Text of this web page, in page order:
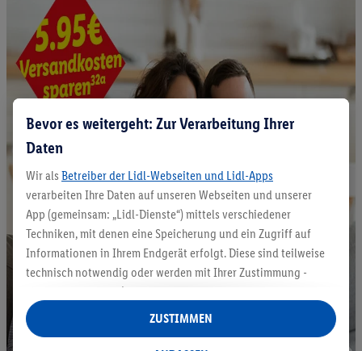
Bevor es weitergeht: Zur Verarbeitung Ihrer
Daten
Wir als Betreiber der Lidl-Webseiten und Lidl-Apps
verarbeiten Ihre Daten auf unseren Webseiten und unserer
App (gemeinsam: „Lidl-Dienste“) mittels verschiedener
Techniken, mit denen eine Speicherung und ein Zugriff auf
Informationen in Ihrem Endgerät erfolgt. Diese sind teilweise
technisch notwendig oder werden mit Ihrer Zustimmung -
auch durch Partner (u.a.
Verantwortliche; im Zusammenhang mit dem IAB TCF
insgesamt
ZUSTIMMEN